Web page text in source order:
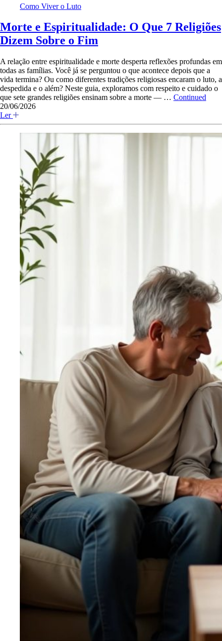
Como Viver o Luto
Morte e Espiritualidade: O Que 7 Religiões
Dizem Sobre o Fim
A relação entre espiritualidade e morte desperta reflexões profundas em
todas as famílias. Você já se perguntou o que acontece depois que a
vida termina? Ou como diferentes tradições religiosas encaram o luto, a
despedida e o além? Neste guia, exploramos com respeito e cuidado o
que sete grandes religiões ensinam sobre a morte — … Continued
20/06/2026
Ler